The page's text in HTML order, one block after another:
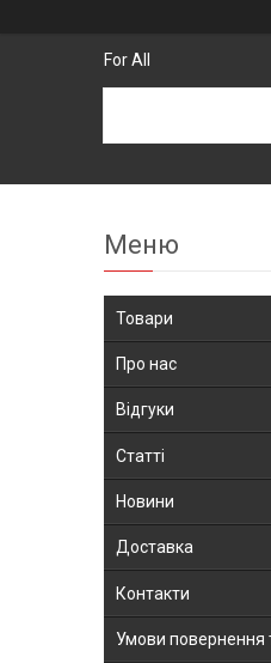
For All
Товари
Про нас
Відгуки
Статті
Новини
Доставка
Контакти
Умови повернення